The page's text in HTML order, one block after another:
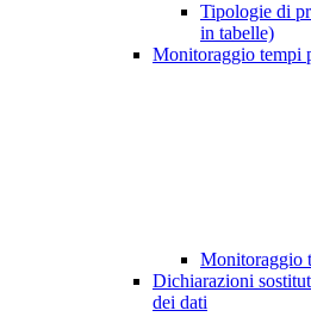
Tipologie di
in tabelle)
Monitoraggio tempi
Monitoraggio
Dichiarazioni
dei dati